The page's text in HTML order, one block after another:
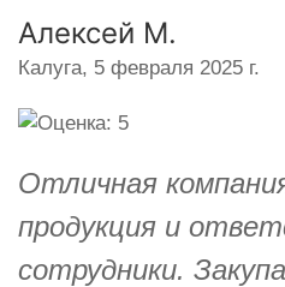
Алексей М.
Калуга, 5 февраля 2025 г.
Отличная
продукция и
сотрудники.